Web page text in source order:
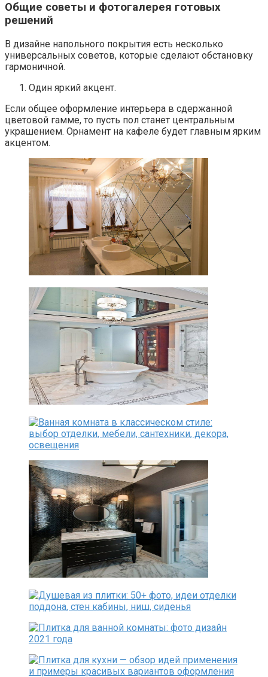
Общие советы и фотогалерея готовых
решений
В дизайне напольного покрытия есть несколько
универсальных советов, которые сделают обстановку
гармоничной.
Один яркий акцент.
Если общее оформление интерьера в сдержанной
цветовой гамме, то пусть пол станет центральным
украшением. Орнамент на кафеле будет главным ярким
акцентом.